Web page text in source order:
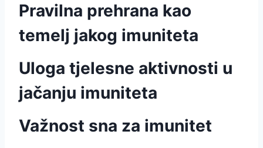
Pravilna prehrana kao
temelj jakog imuniteta
Uloga tjelesne aktivnosti u
jačanju imuniteta
Važnost sna za imunitet